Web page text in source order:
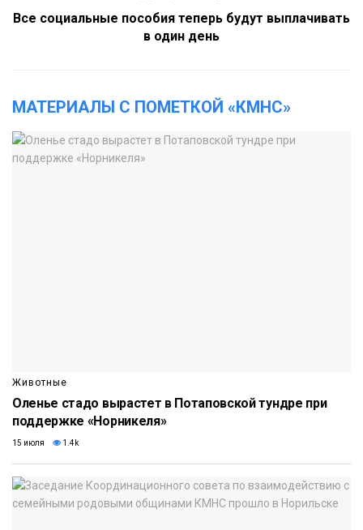
Все социальные пособия теперь будут выплачивать
в один день
МАТЕРИАЛЫ С ПОМЕТКОЙ «КМНС»
Животные
Оленье стадо вырастет в Потаповской тундре при
поддержке «Норникеля»
15 июля 1.4k